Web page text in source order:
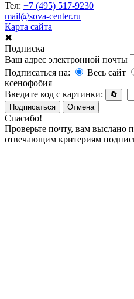
Тел: +7 (495) 517-9230
mail@sova-center.ru
Карта сайта
✖
Подписка
Ваш адрес электронной почты
Подписаться на:
Весь сайт
ксенофобия
Введите код с картинки:
🔄
Подписаться
Отмена
Спасибо!
Проверьте почту, вам выслано
отвечающим критериям